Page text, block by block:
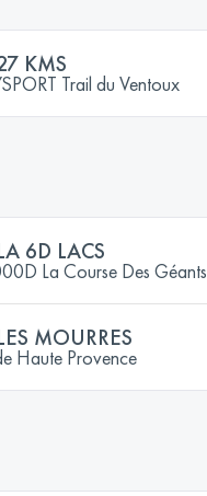
KMS
Trail du Ventoux
6D LACS
La Course Des Géants
MOURRES
Haute Provence